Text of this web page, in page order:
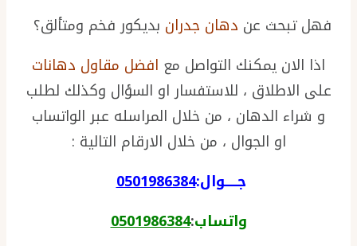
فهل تبحث عن دهان جدران بديكور فخم ومتألق؟
اذا الان يمكنك التواصل مع افضل مقاول دهانات
على الاطلاق ، للاستفسار او السؤال وكذلك لطلب
و شراء الدهان ، من خلال المراسله عبر الواتساب
او الجوال ، من خلال الارقام التالية :
جـــــوال:0501986384
واتساب:
0501986384